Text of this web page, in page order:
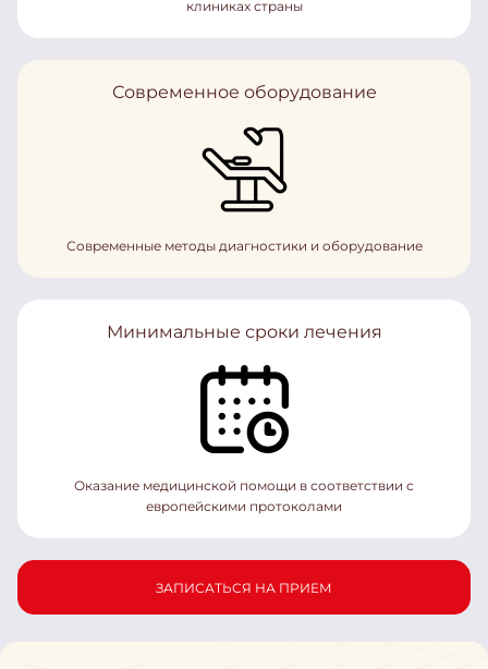
клиниках страны
Современное оборудование
Современные методы диагностики и оборудование
Минимальные сроки лечения
Оказание медицинской помощи в соответствии с
европейскими протоколами
ЗАПИСАТЬСЯ НА ПРИЕМ